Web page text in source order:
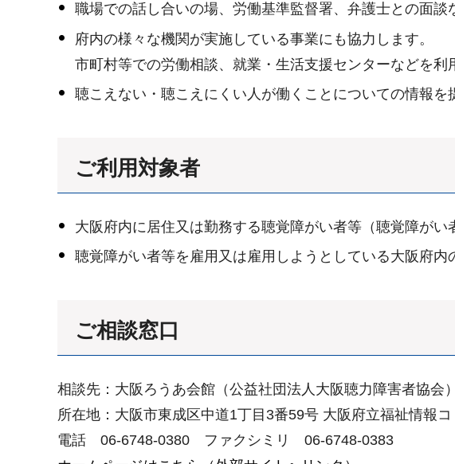
職場での話し合いの場、労働基準監督署、弁護士との面
府内の様々な機関が実施している事業にも協力します。
市町村等での労働相談、就業・生活支援センターなどを利
聴こえない・聴こえにくい人が働くことについての情報を
ご利用対象者
大阪府内に居住又は勤務する聴覚障がい者等（聴覚障がい
聴覚障がい者等を雇用又は雇用しようとしている大阪府内
ご相談窓口
相談先：大阪ろうあ会館（公益社団法人大阪聴力障害者協会）
所在地：大阪市東成区中道1丁目3番59号 大阪府立福祉情報
電話 06-6748-0380 ファクシミリ 06-6748-0383